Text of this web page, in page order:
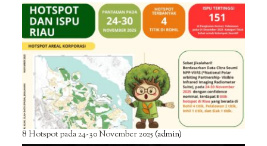
8 Hotspot pada 24-30 November 2025(admin)